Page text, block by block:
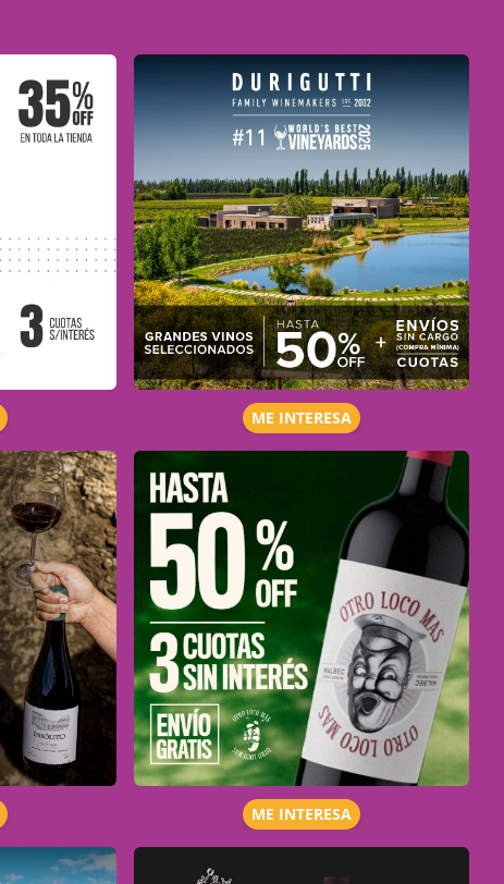
ME INTERESA
ME INTERESA